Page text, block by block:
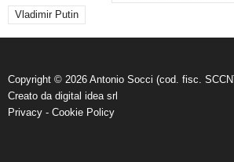
Vladimir Putin
Copyright © 2026 Antonio Socci (cod. fisc.
Creato da digital idea srl
Privacy - Cookie Policy